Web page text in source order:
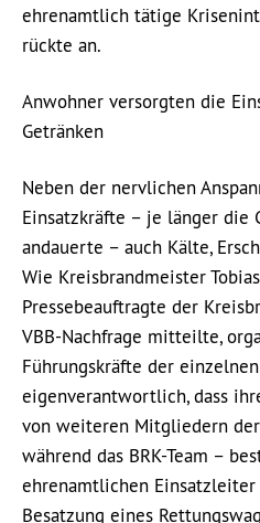
ehrenamtlich tätige
rückte an.
Anwohner versorgten die
Getränken
Neben der nervlichen
Einsatzkräfte – je länger die
andauerte – auch Kälte,
Wie Kreisbrandmeister
Pressebeauftragte der
VBB-Nachfrage mitteilte,
Führungskräfte der
eigenverantwortlich, dass
von weiteren Mitgliedern
während das BRK-Team –
ehrenamtlichen Einsatzleiter
Besatzung eines